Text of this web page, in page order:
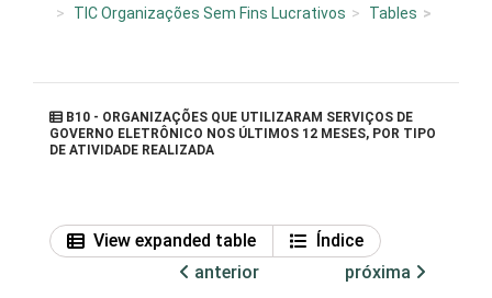
TIC Organizações Sem Fins Lucrativos
Tables
B10 - ORGANIZAÇÕES QUE UTILIZARAM SERVIÇOS DE
GOVERNO ELETRÔNICO NOS ÚLTIMOS 12 MESES, POR TIPO
DE ATIVIDADE REALIZADA
View expanded table
Índice
anterior
próxima